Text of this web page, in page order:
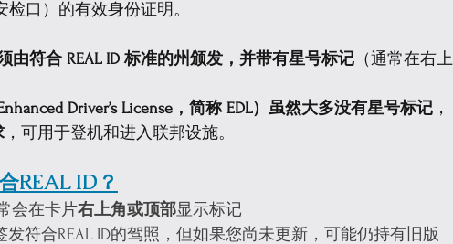
检口）的有效身份证明。
由符合 REAL ID 标准的州颁发，并带有星号标记 （通常在右上
Driver’s License，简称 EDL）虽然大多没有星号标记 ，
，可用于登机和进入联邦设施。
REAL ID？
会在卡片右上角或顶部显示标记
发符合REAL ID的驾照，但如果您尚未更新，可能仍持有旧版